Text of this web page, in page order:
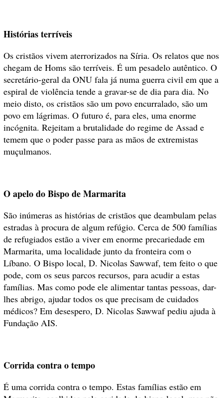
Histórias terríveis
Os cristãos vivem aterrorizados na Síria. Os relatos que nos
chegam de Homs são terríveis. É um pesadelo autêntico. O
secretário-geral da ONU fala já numa guerra civil em que a
espiral de violência tende a gravar-se de dia para dia. No
meio disto, os cristãos são um povo encurralado, são um
povo em lágrimas. O futuro é, para eles, uma enorme
incógnita. Rejeitam a brutalidade do regime de Assad e
temem que o poder passe para as mãos de extremistas
muçulmanos.
O apelo do Bispo de Marmarita
São inúmeras as histórias de cristãos que deambulam pelas
estradas à procura de algum refúgio. Cerca de 500 famílias
de refugiados estão a viver em enorme precariedade em
Marmarita, uma localidade junto da fronteira com o
Líbano. O Bispo local, D. Nicolas Sawwaf, tem feito o que
pode, com os seus parcos recursos, para acudir a estas
famílias. Mas como pode ele alimentar tantas pessoas, dar-
lhes abrigo, ajudar todos os que precisam de cuidados
médicos? Em desespero, D. Nicolas Sawwaf pediu ajuda à
Fundação AIS.
Corrida contra o tempo
É uma corrida contra o tempo. Estas famílias estão em